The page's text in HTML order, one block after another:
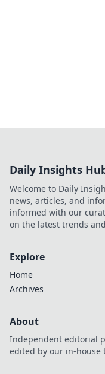
Daily Insights
Welcome to Daily
news, articles, and
informed with our
on the latest trends
Explore
Home
Archives
About
Independent editorial
edited by our in-house